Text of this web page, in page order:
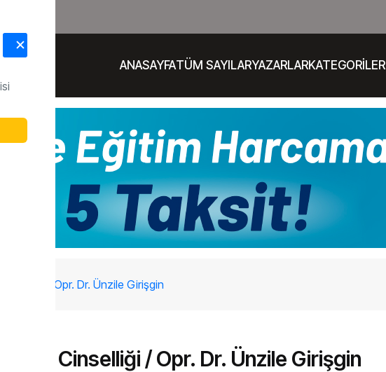
ANASAYFATÜM SAYILARYAZARLARKATEGORİLER
Cinselliği / Opr. Dr. Ünzile Girişgin
Kadın Cinselliği / Opr. Dr. Ünzile Girişgin